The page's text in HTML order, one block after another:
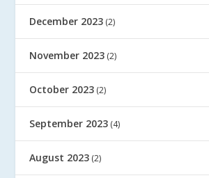
December 2023 (2)
November 2023 (2)
October 2023 (2)
September 2023 (4)
August 2023 (2)